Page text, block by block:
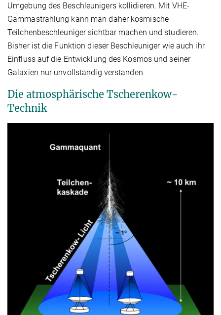
Umgebung des Beschleunigers kollidieren. Mit VHE-
Gammastrahlung kann man daher kosmische
Teilchenbeschleuniger sichtbar machen und studieren.
Bisher ist die Funktion dieser Beschleuniger wie auch ihr
Einfluss auf die Entwicklung des Kosmos und seiner
Galaxien nur unvollständig verstanden.
Die atmosphärische Tscherenkow-
Technik